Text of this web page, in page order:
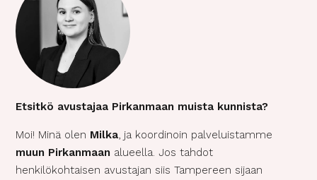
Etsitkö avustajaa Pirkanmaan muista kunnista?
Moi! Minä olen Milka , ja koordinoin palveluistamme
muun Pirkanmaan alueella. Jos tahdot
henkilökohtaisen avustajan siis Tampereen sijaan